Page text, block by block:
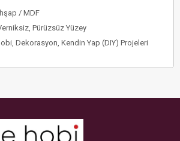
/ MDF
Pürüzsüz Yüzey
Dekorasyon, Kendin Yap (DIY) Projeleri